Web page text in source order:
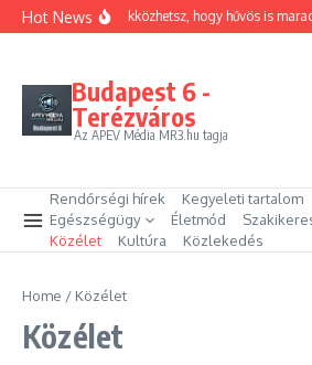
Ugrás a tartalomhoz
Hot News
Hogyan trükközhetsz, hogy hűvös is
Budapest 6 -
Terézváros
Az APEV Média MR3.hu tagja
Rendőrségi hírek
Kegyeleti tartalom
Egészségügy
Életmód
Közélet
Kultúra Közlekedés
Home / Közélet
Közélet